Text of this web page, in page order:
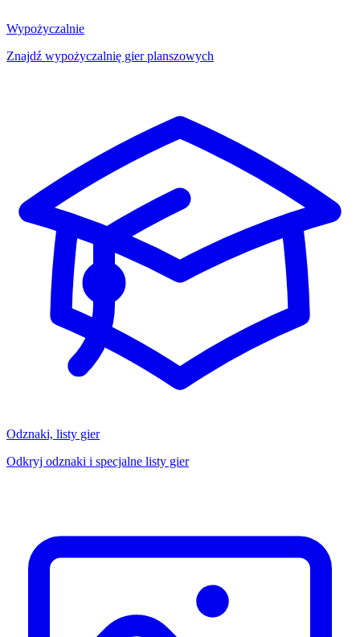
Wypożyczalnie
Znajdź wypożyczalnię gier planszowych
Odznaki, listy gier
Odkryj odznaki i specjalne listy gier